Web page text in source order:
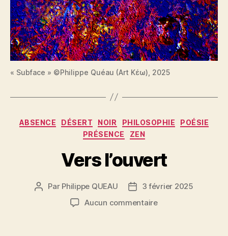
« Subface » ©Philippe Quéau (Art Κέω), 2025
Catégories
ABSENCE DÉSERT NOIR PHILOSOPHIE
POÉSIE
PRÉSENCE
ZEN
Vers l’ouvert
Auteur
Par Philippe QUEAU
Date3 février 2025
Aucun commentairesur